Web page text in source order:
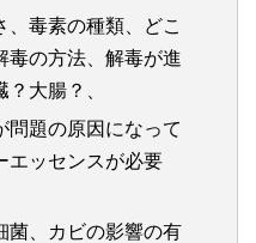
毒素の種類、どこ
毒の方法、解毒が進
大腸？、
問題の原因になって
エッセンスが必要
菌、カビの影響の有